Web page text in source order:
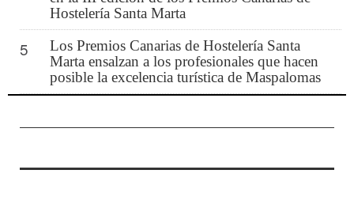
Hostelería Santa Marta
5
Los Premios Canarias de Hostelería Santa
Marta ensalzan a los profesionales que hacen
posible la excelencia turística de Maspalomas